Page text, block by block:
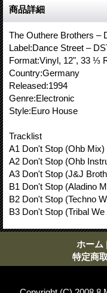
商品詳細
The Outhere Brothers ‎–
Label:Dance Street ‎–
Format:Vinyl, 12", 33 ⅓
Country:Germany
Released:1994
Genre:Electronic
Style:Euro House
Tracklist
A1 Don't Stop (Ohb Mix)
A2 Don't Stop (Ohb
A3 Don't Stop (J&J
B1 Don't Stop (Aladino
B2 Don't Stop (Techno
B3 Don't Stop (Tribal
ホーム |
特定商